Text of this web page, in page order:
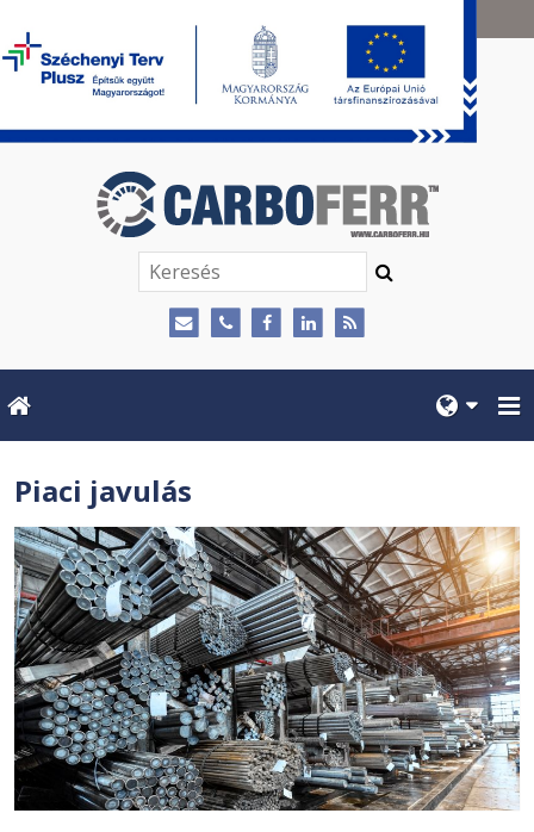
Piaci javulás